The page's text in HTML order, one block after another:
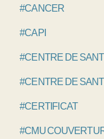
#CANCER
#CAPI
#CENTRE DE
#CENTRE DE
#CERTIFICAT
#CMU